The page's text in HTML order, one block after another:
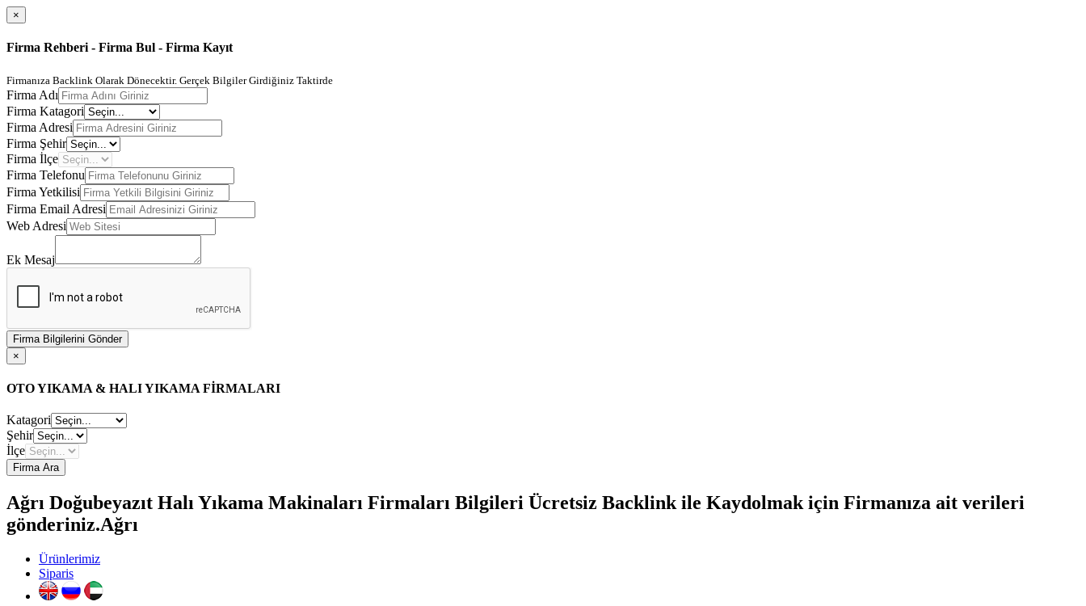
×
Firma Rehberi - Firma Bul - Firma Kayıt
Firmanıza Backlink Olarak Dönecektir. Gerçek Bilgiler Girdiğiniz Taktirde
Firma Adı
Firma Katagori
Firma Adresi
Firma Şehir
Firma İlçe
Firma Telefonu
Firma Yetkilisi
Firma Email Adresi
Web Adresi
Ek Mesaj
Firma Bilgilerini Gönder
×
OTO YIKAMA & HALI YIKAMA FİRMALARI
Katagori
Şehir
İlçe
Firma Ara
Ağrı Doğubeyazıt Halı Yıkama Makinaları Firmaları Bilgileri Ücretsiz Backlink ile Kaydolmak için Firmanıza ait verileri
gönderiniz.Ağrı
Ürünlerimiz
Siparis